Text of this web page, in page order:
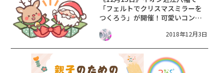
「フェルトでクリスマスミラーを
つくろう」が開催！可愛いコンパ
クトミラーを手作りしよう♪
2018年12月3日